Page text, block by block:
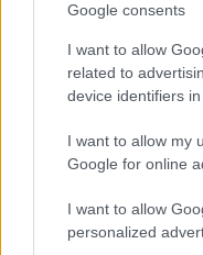
Google consents
I want to allow
related to
device identifiers in
I want to allow my
Google for online
I want to allow
personalized
A fuoco
vigili del
Le
Gallura